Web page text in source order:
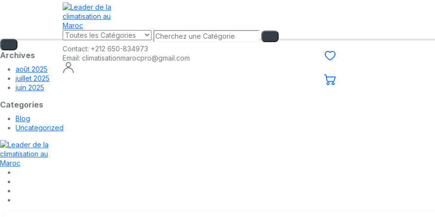
Archives
août 2025
juillet 2025
juin 2025
Categories
Blog
Uncategorized
Contact: +212 650-834973
Email: climatisationmarocpro@gmail.com